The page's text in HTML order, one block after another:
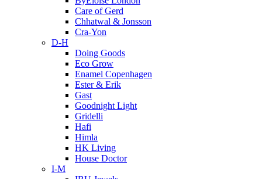
Care of Gerd
Chhatwal & Jonsson
Cra-Yon
D-H
Doing Goods
Eco Grow
Enamel Copenhagen
Ester & Erik
Gast
Goodnight Light
Gridelli
Hafi
Himla
HK Living
House Doctor
I-M